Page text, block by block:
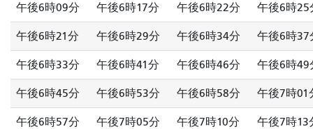
午後6時09分 午後6時17分 午後6時22分 午後6時25
午後6時21分 午後6時29分 午後6時34分 午後6時37
午後6時33分 午後6時41分 午後6時46分 午後6時49
午後6時45分 午後6時53分 午後6時58分 午後7時01
午後6時57分 午後7時05分 午後7時10分 午後7時13